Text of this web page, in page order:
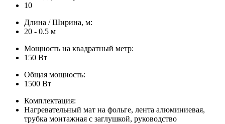
10
Длина / Ширина, м:
20 - 0.5 м
Мощность на квадратный метр:
150 Вт
Общая мощность:
1500 Вт
Комплектация:
Нагревательный мат на фольге, лента алюминиевая,
трубка монтажная с заглушкой, руководство